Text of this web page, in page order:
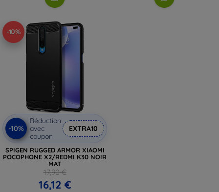
-10%
-10%
Réduction
avec
coupon
EXTRA10
SPIGEN RUGGED ARMOR XIAOMI
POCOPHONE X2/REDMI K30 NOIR
MAT
17,90 €
16,12 €